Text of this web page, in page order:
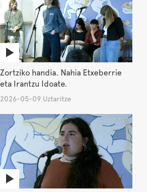
Zortziko handia. Nahia Etxeberrie
eta Irantzu Idoate.
2026-05-09 Uztaritze